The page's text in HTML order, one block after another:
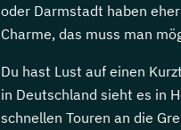
oder Darmstadt haben
Charme, das muss man
Du hast Lust auf einen
in Deutschland sieht es in
schnellen Touren an die